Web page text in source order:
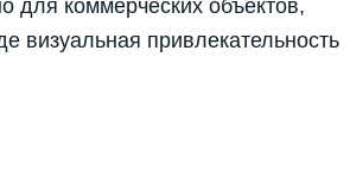
для коммерческих объектов,
визуальная привлекательность